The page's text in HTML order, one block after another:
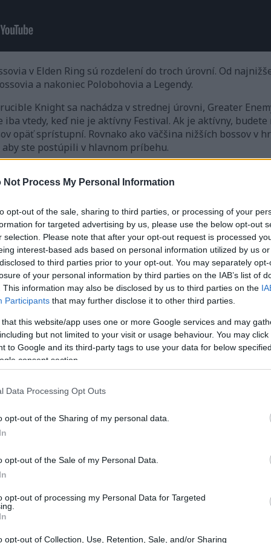
Not Process My Personal Information
opt-out of the sale, sharing to third parties, or processing of your
for targeted advertising by us, please use the below opt-out
selection. Please note that after your opt-out request is processed
interest-based ads based on personal information utilized by us
to third parties prior to your opt-out. You may separately
of your personal information by third parties on the IAB’s list of
This information may also be disclosed by us to third parties on the
Participants that may further disclose it to other third parties.
that this website/app uses one or more Google services and may
but not limited to your visit or usage behaviour. You may
to Google and its third-party tags to use your data for below
consent section.
Data Processing Opt Outs
opt-out of the Sharing of my personal data.
opt-out of the Sale of my Personal Data.
opt-out of processing my Personal Data for Targeted
opt-out of Collection, Use, Retention, Sale, and/or Sharing
v Elden Ring sú rozdelení do troch úrovní. Od
a nakoniec Polobohovia a Legendy.
Knight sa nachádza v strednej úrovni, Greater
iba vtedy, keď nie je aktívny Festival. Ak je aktívny,
opäť sprístupní. Rovnako ako väčšina nižších bossov v
ste postúpili v hlavnom príbehu.
až tak nevadia, je celkom zábavné s nimi bojovať a
nepoužil Vyhnaného rytiera Engvalla.
chlapíci sa často objavujú v mojich nočných morách a
som sa s prvým stretol v Stormhill Evergaole na
načasovanie a neúprosnosť pri útokoch, vďaka čomu
tu je Engvall, moja momentálne najobľúbenejšia
bojovníkom, ale akonáhle sa jeho zdravie zníži na
nám podarilo Nesplodeného bojovníka zlikvidovať skôr,
s dvoma nepriateľmi naraz.
Crucible Knighta na jednoduchý súboj tankovania a bitky.
Crucible Knights sa v hre stretávame na viacerých
ich dokážem poraziť sám, ale keď je k dispozícii Engvall,
si vlastné krehké telo bitky ;-)
zbraňou na blízko je Guardian's Swordspear s
Longbow a Shortbow. Keď bolo toto video natočené,
považuje za vhodné, ale obtiažnosť hry sa mi zdá
ľahkom režime, ale zároveň nie taká náročná, aby som
to vôbec nebaví.
prosím, či ste úplne úžasní tým, že ho na
inšpirované týmto súbojom s